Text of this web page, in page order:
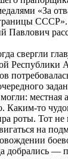
«За
Павлович
свергли
Республики
местная
Каким-то
роты. Тот не
на
добрались —